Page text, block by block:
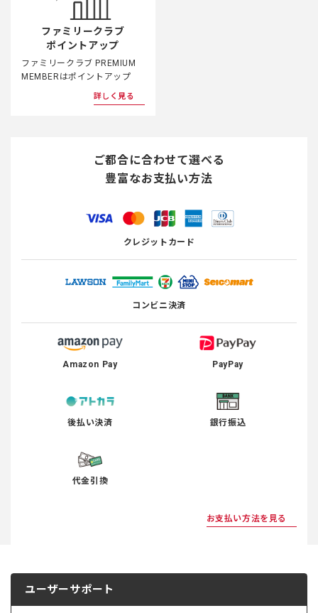
ファミリークラブ
ポイントアップ
ファミリークラブ PREMIUM
MEMBERはポイントアップ
詳しく見る
ご都合に合わせて選べる
豊富なお支払い方法
クレジットカード
コンビニ決済
Amazon Pay PayPay
後払い決済 銀行振込
代金引換
お支払い方法を見る
ユーザーサポート